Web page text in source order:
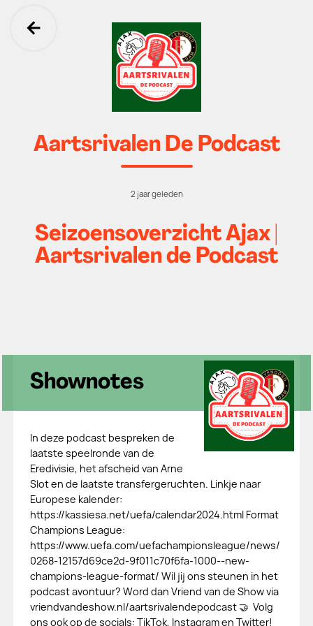
Ga terug
Aartsrivalen De Podcast
2 jaar geleden
Seizoensoverzicht Ajax |
Aartsrivalen de Podcast
Shownotes
In deze podcast bespreken de
laatste speelronde van de
Eredivisie, het afscheid van Arne
Slot en de laatste transfergeruchten. Linkje naar
Europese kalender:
⁠https://kassiesa.net/uefa/calendar2024.html⁠ Format
Champions League:
⁠https://www.uefa.com/uefachampionsleague/news/
0268-12157d69ce2d-9f011c70f6fa-1000--new-
champions-league-format/⁠ Wil jij ons steunen in het
podcast avontuur? Word dan Vriend van de Show via
⁠⁠⁠⁠⁠vriendvandeshow.nl/aartsrivalendepodcast⁠⁠⁠⁠ ⁠🤝 Volg
ons ook op de socials: ⁠⁠⁠⁠TikTok⁠⁠⁠⁠, ⁠⁠⁠⁠Instagram⁠⁠⁠⁠ en ⁠⁠⁠⁠Twitter⁠⁠⁠⁠!